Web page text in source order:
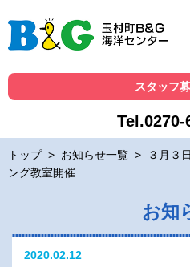
スタッフ
Tel.0270-
トップ > お知らせ一覧 >
３月３
ング教室開催
お知
2020.02.12